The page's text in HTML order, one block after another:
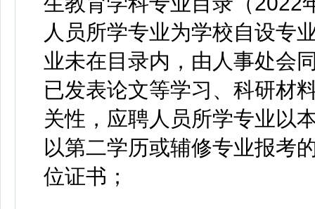
人员所学专业为学校自设专
业未在目录内，由人事处会
已发表论文等学习、科研材
关性，应聘人员所学专业以
以第二学历或辅修专业报考
位证书；